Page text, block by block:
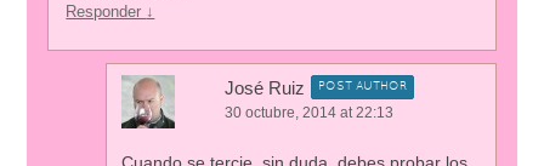
Responder ↓
José Ruiz POST AUTHOR
30 octubre, 2014 at 22:13